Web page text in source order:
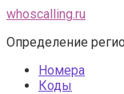
Перейти
контенту
whoscalling.ru
Определение
Номера
Коды